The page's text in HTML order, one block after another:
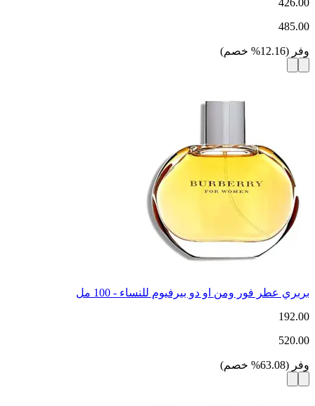
426.00
485.00
وفر (
12.16
% خصم)
بربري عطر فور ومن او دو بيرفيوم للنساء - 100 مل
192.00
520.00
وفر (
63.08
% خصم)